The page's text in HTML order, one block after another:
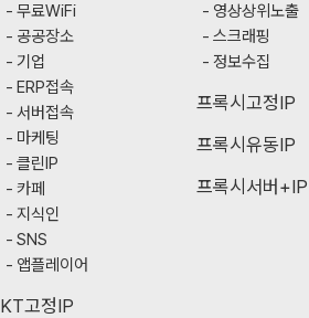
무료WiFi
공공장소
기업
ERP접속
서버접속
마케팅
클린IP
카페
지식인
SNS
앱플레이어
KT고정IP
영상상위노출
스크래핑
정보수집
프록시고정IP
프록시유동IP
프록시서버+IP